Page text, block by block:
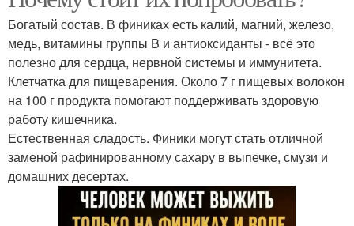
Богатый состав. В финиках есть калий, магний, железо,
медь, витамины группы B и антиоксиданты - всё это
полезно для сердца, нервной системы и иммунитета.
Клетчатка для пищеварения. Около 7 г пищевых волокон
на 100 г продукта помогают поддерживать здоровую
работу кишечника.
Естественная сладость. Финики могут стать отличной
заменой рафинированному сахару в выпечке, смузи и
домашних десертах.